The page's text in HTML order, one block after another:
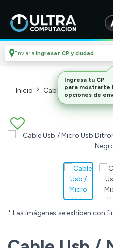
Enviar a Ingresar CP y ciudad
Inicio Cables Y
* Las imágenes se exhiben con